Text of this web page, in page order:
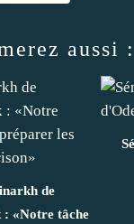
aussi :
de
«Notre tâche